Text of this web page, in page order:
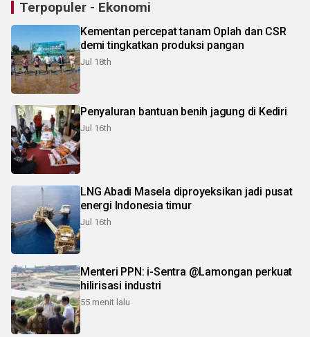
Terpopuler - Ekonomi
Kementan percepat tanam Oplah dan CSR
demi tingkatkan produksi pangan
Jul 18th
Penyaluran bantuan benih jagung di Kediri
Jul 16th
LNG Abadi Masela diproyeksikan jadi pusat
energi Indonesia timur
Jul 16th
Menteri PPN: i-Sentra @Lamongan perkuat
hilirisasi industri
55 menit lalu